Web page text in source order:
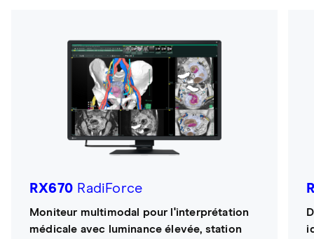
RX670 RadiForce
Moniteur multimodal pour l'interprétation
médicale avec luminance élevée, station